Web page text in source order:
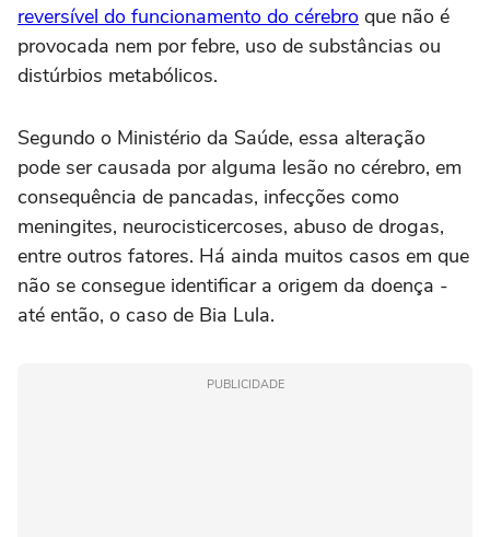
reversível do funcionamento do cérebro que não é
provocada nem por febre, uso de substâncias ou
distúrbios metabólicos.
Segundo o Ministério da Saúde, essa alteração
pode ser causada por alguma lesão no cérebro, em
consequência de pancadas, infecções como
meningites, neurocisticercoses, abuso de drogas,
entre outros fatores. Há ainda muitos casos em que
não se consegue identificar a origem da doença -
até então, o caso de Bia Lula.
PUBLICIDADE